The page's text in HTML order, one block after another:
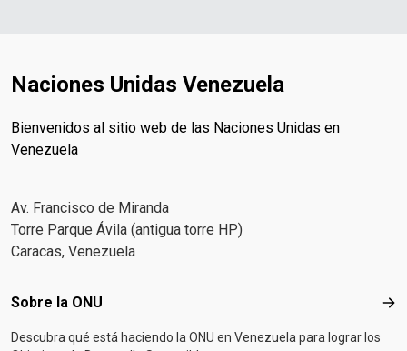
Naciones Unidas Venezuela
Bienvenidos al sitio web de las Naciones Unidas en
Venezuela
Av. Francisco de Miranda
Torre Parque Ávila (antigua torre HP)
Caracas, Venezuela
Footer menu
Sobre la ONU
Descubra qué está haciendo la ONU en Venezuela para lograr los